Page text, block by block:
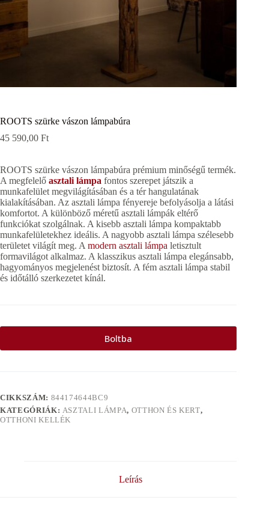
ROOTS szürke vászon lámpabúra
45 590,00 Ft
ROOTS szürke vászon lámpabúra prémium minőségű termék.
A megfelelő asztali lámpa fontos szerepet játszik a
munkafelület megvilágításában és a tér hangulatának
kialakításában. Az asztali lámpa fényereje befolyásolja a látási
komfortot. A különböző méretű asztali lámpák eltérő
funkciókat szolgálnak. A kisebb asztali lámpa kompaktabb
munkafelületekhez ideális. A nagyobb asztali lámpa szélesebb
területet világít meg. A modern asztali lámpa letisztult
formavilágot alkalmaz. A klasszikus asztali lámpa elegánsabb,
hagyományos megjelenést biztosít. A fém asztali lámpa stabil
és időtálló szerkezetet kínál.
Boltba
CIKKSZÁM: 844174644BC9
KATEGÓRIÁK: ASZTALI LÁMPA, OTTHON ÉS KERT,
OTTHONI KELLÉK
Leírás